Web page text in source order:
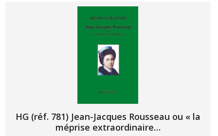
HG (réf. 781) Jean-Jacques Rousseau ou « la
méprise extraordinaire…